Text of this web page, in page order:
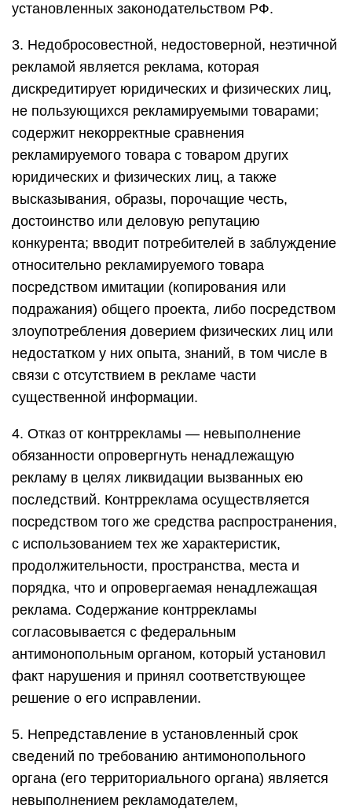
установленных законодательством РФ.
3. Недобросовестной, недостоверной, неэтичной
рекламой является реклама, которая
дискредитирует юридических и физических лиц,
не пользующихся рекламируемыми товарами;
содержит некорректные сравнения
рекламируемого товара с товаром других
юридических и физических лиц, а также
высказывания, образы, порочащие честь,
достоинство или деловую репутацию
конкурента; вводит потребителей в заблуждение
относительно рекламируемого товара
посредством имитации (копирования или
подражания) общего проекта, либо посредством
злоупотребления доверием физических лиц или
недостатком у них опыта, знаний, в том числе в
связи с отсутствием в рекламе части
существенной информации.
4. Отказ от контррекламы — невыполнение
обязанности опровергнуть ненадлежащую
рекламу в целях ликвидации вызванных ею
последствий. Контрреклама осуществляется
посредством того же средства распространения,
с использованием тех же характеристик,
продолжительности, пространства, места и
порядка, что и опровергаемая ненадлежащая
реклама. Содержание контррекламы
согласовывается с федеральным
антимонопольным органом, который установил
факт нарушения и принял соответствующее
решение о его исправлении.
5. Непредставление в установленный срок
сведений по требованию антимонопольного
органа (его территориального органа) является
невыполнением рекламодателем,